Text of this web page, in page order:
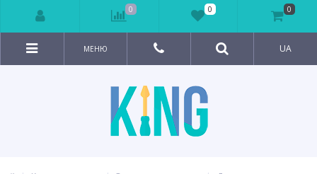
МЕНЮ UA
0 0 0